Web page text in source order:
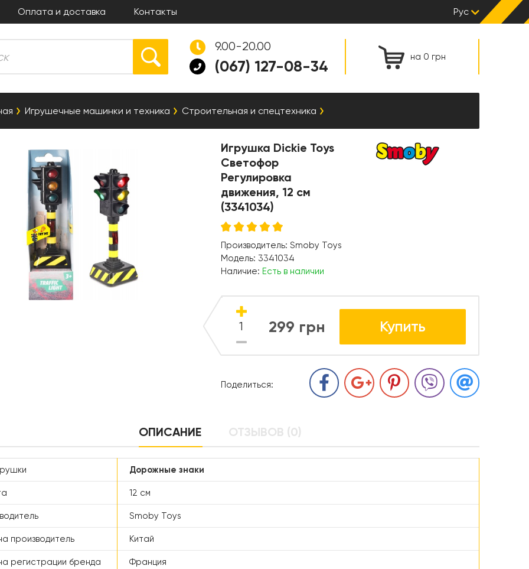
Оплата и доставка Контакты Рус
на 0 грн
9.00-20.00
(067) 127-08-34
Игрушечные машинки и техника Строительная и спецтехника
Игрушка Dickie Toys
Светофор
Регулировка
движения, 12 см
(3341034)
Производитель: Smoby Toys
Модель: 3341034
Наличие: Есть в наличии
299 грн Купить
Поделиться:
ОПИСАНИЕ ОТЗЫВОВ (0)
Дорожные знаки
12 см
Smoby Toys
производитель Китай
регистрации бренда Франция